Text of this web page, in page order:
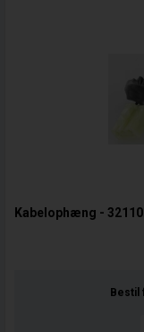
Kabelophæng -
Bestil